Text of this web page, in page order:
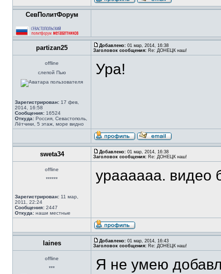
СевПолитФорум
partizan25 Добавлено: 01 мар, 2014, 16:38
Заголовок сообщения: Re: ДОНЕЦК наш!
offline
слепой Пью
Зарегистрирован: 17 фев,
2014, 16:58
Сообщения: 16524
Откуда: Россия, Севастополь,
Лётчики, 5 этаж, море видно
Ура!
sweta34 Добавлено: 01 мар, 2014, 16:38
Заголовок сообщения: Re: ДОНЕЦК наш!
offline
******
Зарегистрирован: 11 мар,
2011, 22:24
Сообщения: 2447
Откуда: наши местные
ураааааа. видео
laines Добавлено: 01 мар, 2014, 16:43
Заголовок сообщения: Re: ДОНЕЦК наш!
offline
***
Я не умею